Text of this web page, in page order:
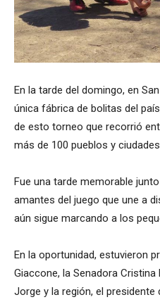
En la tarde del domingo, en
única fábrica de bolitas del
de esto torneo que recorrió
más de 100 pueblos y
Fue una tarde memorable
amantes del juego que une a
aún sigue marcando a los
En la oportunidad, estuvieron
Giaccone, la Senadora
Jorge y la región, el